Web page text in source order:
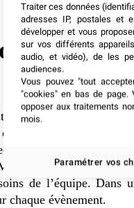
Les
de jeunes
d’activité,
également musical
de l’équipe.
chaque évènement.
Traiter ces données
adresses IP, postales et
développer et vous
sur vos différents
audio, et vidéo), de les
audiences.
Vous pouvez "tout
"cookies" en bas de page.
opposer aux traitements
mois.
Paramétrer vos